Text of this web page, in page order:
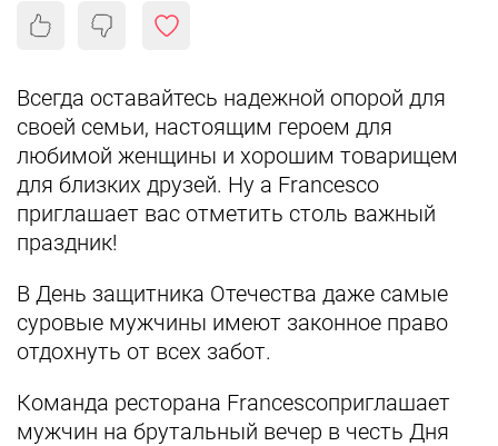
Всегда оставайтесь надежной опорой для
своей семьи, настоящим героем для
любимой женщины и хорошим товарищем
для близких друзей. Ну а Francesco
приглашает вас отметить столь важный
праздник!
В День защитника Отечества даже самые
суровые мужчины имеют законное право
отдохнуть от всех забот.
Команда ресторана Francescoприглашает
мужчин на брутальный вечер в честь Дня